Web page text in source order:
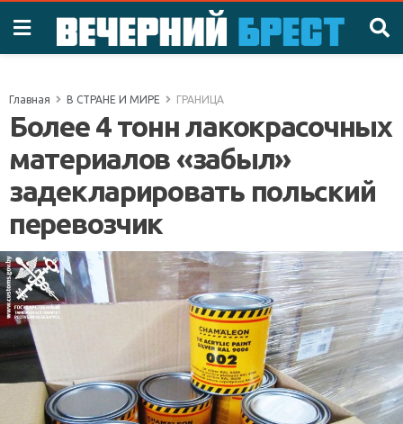
Главная В СТРАНЕ И МИРЕ ГРАНИЦА
Более 4 тонн лакокрасочных
материалов «забыл»
задекларировать польский
перевозчик